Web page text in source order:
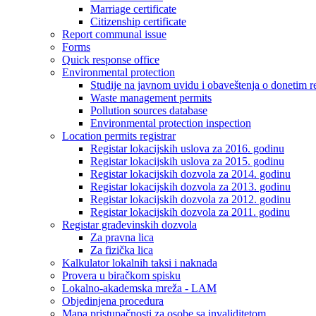
Marriage certificate
Citizenship certificate
Report communal issue
Forms
Quick response office
Environmental protection
Studije na javnom uvidu i obaveštenja o donetim
Waste management permits
Pollution sources database
Environmental protection inspection
Location permits registrar
Registar lokacijskih uslova za 2016. godinu
Registar lokacijskih uslova za 2015. godinu
Registar lokacijskih dozvola za 2014. godinu
Registar lokacijskih dozvola za 2013. godinu
Registar lokacijskih dozvola za 2012. godinu
Registar lokacijskih dozvola za 2011. godinu
Registar građevinskih dozvola
Za pravna lica
Za fizička lica
Kalkulator lokalnih taksi i naknada
Provera u biračkom spisku
Lokalno-akademska mreža - LAM
Objedinjena procedura
Mapa pristupačnosti za osobe sa invaliditetom